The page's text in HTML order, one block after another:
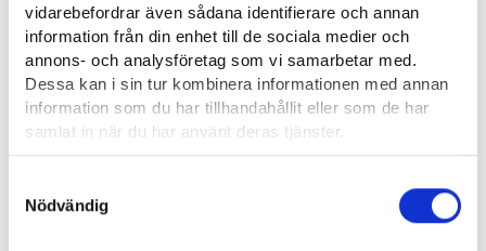
vidarebefordrar även sådana identifierare och annan
information från din enhet till de sociala medier och
annons- och analysföretag som vi samarbetar med.
Dessa kan i sin tur kombinera informationen med annan
information som du har tillhandahållit eller som de har
samlat in när du har använt deras tjänster.
Cookies
Nödvändig
Från och med mars 2025 finns sysselsättningsöversikten i
den nya delen Statistik och analyser på Jobbmarknaden, som
upprätthålls av utvecklings- och förvaltningscentret, samt på
UF-centrets webbplats.
Mer information
Ansvaret för arbetsförmedlingsstatistik och